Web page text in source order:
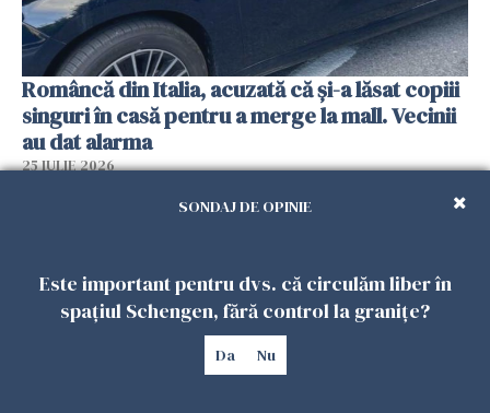
Româncă din Italia, acuzată că și-a lăsat copiii
singuri în casă pentru a merge la mall. Vecinii
au dat alarma
25 IULIE 2026
SONDAJ DE OPINIE
Este important pentru dvs. că circulăm liber în
spațiul Schengen, fără control la granițe?
Da Nu